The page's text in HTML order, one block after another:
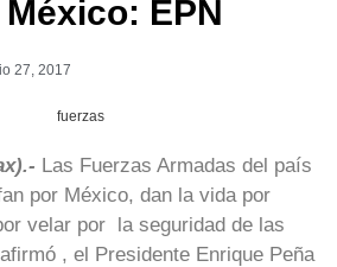
EPN
27, 2017
Las Fuerzas Armadas del país
por México, dan la vida por
velar por la seguridad de las
, el Presidente Enrique Peña